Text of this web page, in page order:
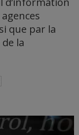
que par la
la